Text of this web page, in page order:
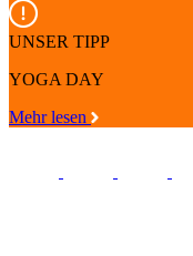
UNSER TIPP
YOGA DAY
Mehr lesen